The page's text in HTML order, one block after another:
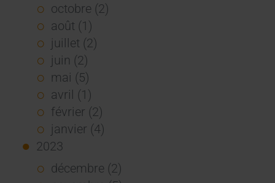
octobre (2)
août (1)
juillet (2)
juin (2)
mai (5)
avril (1)
février (2)
janvier (4)
2023
décembre (2)